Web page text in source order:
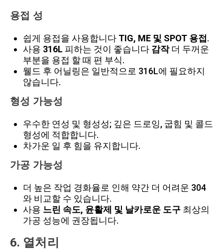
용접 성
쉽게 용접을 사용합니다 TIG, ME 및 SPOT 용접 .
사용 316L 피하는 것이 좋습니다 감작더 두꺼운
부분을 용접 할 때 편 부식.
웰드 후 어닐링은 일반적으로 316L에 필요하지
않습니다.
형성 가능성
우수한 연성 및 형성성; 깊은 드로잉, 굽힘 및 콜드
형성에 적합합니다.
차가운 일 후 힘을 유지합니다.
가공 가능성
더 높은 작업 경화율로 인해 약간 더 어려운 304
와 비교할 수 있습니다.
사용 느린 속도, 윤활제 및 날카로운 도구 최상의
가공 성능에 권장됩니다.
6. 열처리